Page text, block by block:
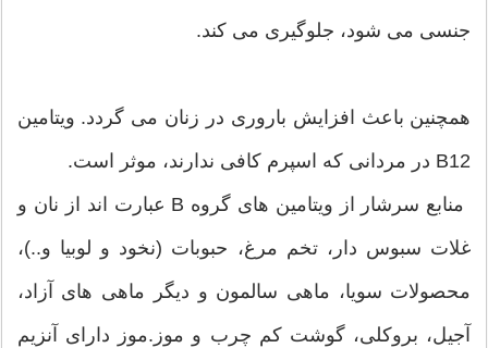
جنسی می شود، جلوگیری می کند.
همچنین باعث افزایش باروری در زنان می گردد. ویتامین
B12 در مردانی که اسپرم کافی ندارند، موثر است.
منابع سرشار از ویتامین های گروه B عبارت اند از نان و
غلات سبوس دار، تخم مرغ، حبوبات (نخود و لوبیا و..)،
محصولات سویا، ماهی سالمون و دیگر ماهی های آزاد،
آجیل، بروکلی، گوشت کم چرب و موز.موز دارای آنزیم